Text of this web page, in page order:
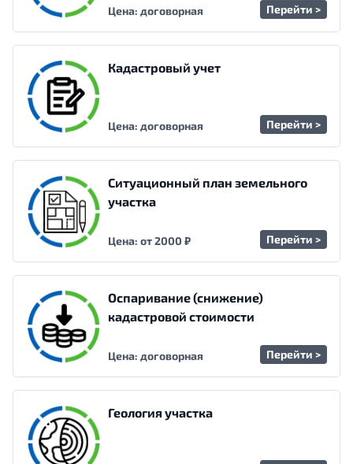
Цена: договорная Перейти >
Кадастровый учет
Цена: договорная Перейти >
Ситуационный план земельного
участка
Цена: от 2000 ₽ Перейти >
Оспаривание (снижение)
кадастровой стоимости
Цена: договорная Перейти >
Геология участка